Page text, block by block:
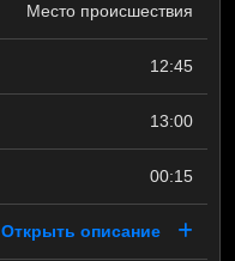
Место происшествия
12:45
13:00
00:15
Открыть описание